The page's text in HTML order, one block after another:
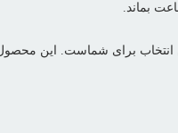
بماند.
انتخاب برای شماست. این